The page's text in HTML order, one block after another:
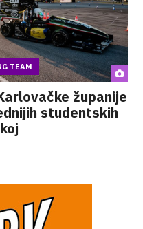
TEAM
županije
studentskih